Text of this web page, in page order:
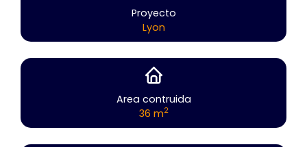
Proyecto
Lyon
Area contruida
36 m2